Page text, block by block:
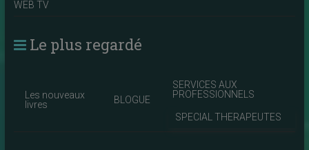
WEB TV
Le plus regardé
Les nouveaux
livres
BLOGUE
SERVICES AUX
PROFESSIONNELS
SPECIAL THERAPEUTES